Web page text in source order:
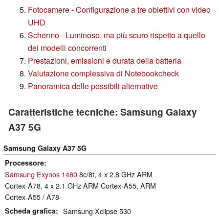
Fotocamere - Configurazione a tre obiettivi con video
UHD
Schermo - Luminoso, ma più scuro rispetto a quello
dei modelli concorrenti
Prestazioni, emissioni e durata della batteria
Valutazione complessiva di Notebookcheck
Panoramica delle possibili alternative
Caratteristiche tecniche: Samsung Galaxy
A37 5G
Samsung Galaxy A37 5G
Processore
Samsung Exynos 14808c/8t, 4 x 2.8 GHz ARM
Cortex-A78, 4 x 2.1 GHz ARM Cortex-A55, ARM
Cortex-A55 / A78
Scheda grafica Samsung Xclipse 530